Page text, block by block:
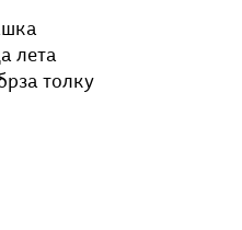
лета
толку